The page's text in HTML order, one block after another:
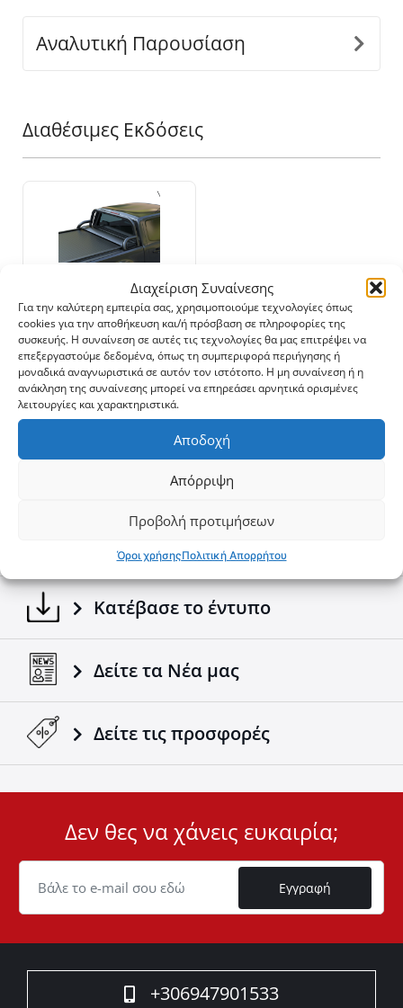
Διαχείριση Συναίνεσης
Για την καλύτερη εμπειρία σας, χρησιμοποιούμε τεχνολογίες όπως
cookies για την αποθήκευση και/ή πρόσβαση σε πληροφορίες της
συσκευής. Η συναίνεση σε αυτές τις τεχνολογίες θα μας επιτρέψει να
επεξεργαστούμε δεδομένα, όπως τη συμπεριφορά περιήγησης ή
μοναδικά αναγνωριστικά σε αυτόν τον ιστότοπο. Η μη συναίνεση ή η
ανάκληση της συναίνεσης μπορεί να επηρεάσει αρνητικά ορισμένες
λειτουργίες και χαρακτηριστικά.
Αποδοχή
Απόρριψη
Προβολή προτιμήσεων
Όροι χρήσηςΠολιτική Απορρήτου
mm για να αντέχει σε δύσκολες συνθήκες,
προσφέροντας παράλληλα μια κομψή, μοντέρνα
σχεδιασμός, προσαρμόζεται τέλεια στις διαστάσεις
της καρότσας του οχήματος σας, εξασφαλίζοντας
άψογη και ασφαλή εγκατάσταση.
αντέχουν σε βαριά φορτία, τα πόδια είναι ενωμένα
ως ένα κομμάτι για αντοχή και διάρκεια ζωής σε
συνθήκες υψηλής καταπόνησης.
προστατεύει την καμπίνα σας σε περίπτωση
ανατροπής, το roll bar προσφέρει ασφάλεια σε
συνδυασμό με στυλ.
Προσθέστε άλλο ένα εξαιρετικό κομμάτι στονoff- road
εξοπλισμό σας από την σειρά Tessera4x4, γνωστή για
τα κορυφαία, ανθεκτικά και στιβαρά αξεσουάρ 4x4.
Αναλυτική Παρουσίαση
Διαθέσιμες Εκδόσεις
Downloads
Brochures - Isuzu e-brochure
Brochures - Tessera4x4 2026 e-brochure
Φτιάξε το δικό σου
Κατέβασε το έντυπο
Δείτε τα Νέα μας
Δείτε τις προσφορές
ID
Cookie
Δεν θες να χάνεις ευκαιρία;
Εγγραφή
+306947901533